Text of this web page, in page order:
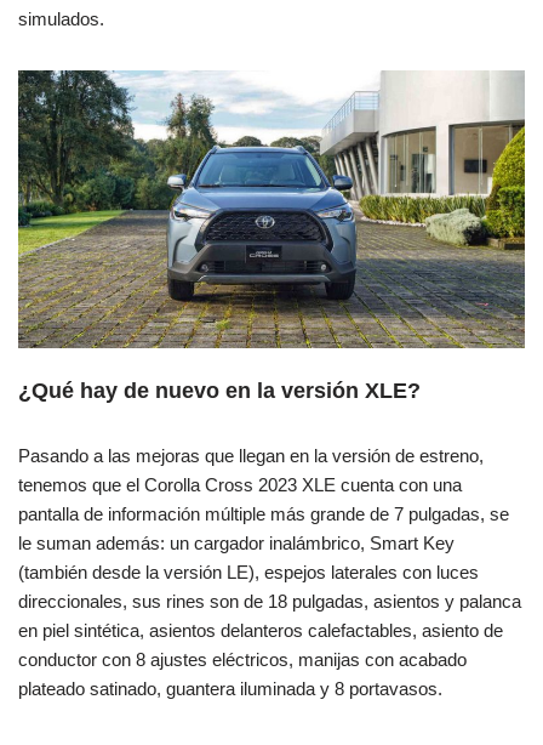
simulados.
¿Qué hay de nuevo en la versión XLE?
Pasando a las mejoras que llegan en la versión de estreno,
tenemos que el Corolla Cross 2023 XLE cuenta con una
pantalla de información múltiple más grande de 7 pulgadas, se
le suman además: un cargador inalámbrico, Smart Key
(también desde la versión LE), espejos laterales con luces
direccionales, sus rines son de 18 pulgadas, asientos y palanca
en piel sintética, asientos delanteros calefactables, asiento de
conductor con 8 ajustes eléctricos, manijas con acabado
plateado satinado, guantera iluminada y 8 portavasos.